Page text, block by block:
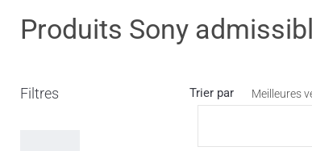
Produits Sony
Trier par